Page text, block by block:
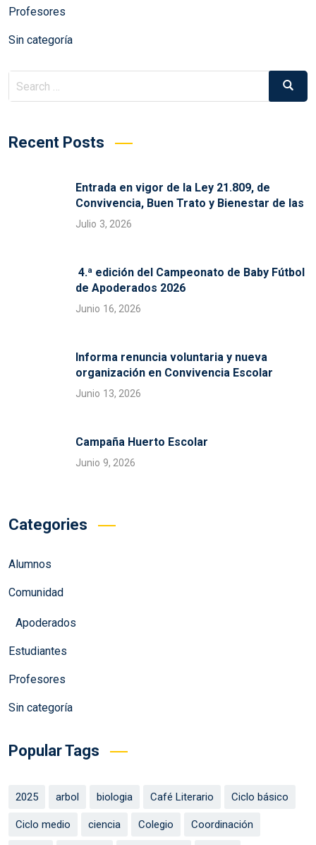
Profesores
Sin categoría
Search
for:
Search
Recent Posts
Entrada en vigor de la Ley 21.809, de
Convivencia, Buen Trato y Bienestar de las
Julio 3, 2026
4.ª edición del Campeonato de Baby Fútbol
de Apoderados 2026
Junio 16, 2026
Informa renuncia voluntaria y nueva
organización en Convivencia Escolar
Junio 13, 2026
Campaña Huerto Escolar
Junio 9, 2026
Categories
Alumnos
Comunidad
Apoderados
Estudiantes
Profesores
Sin categoría
Popular Tags
2025 arbol biologia Café Literario Ciclo básico
Ciclo medio ciencia Colegio Coordinación